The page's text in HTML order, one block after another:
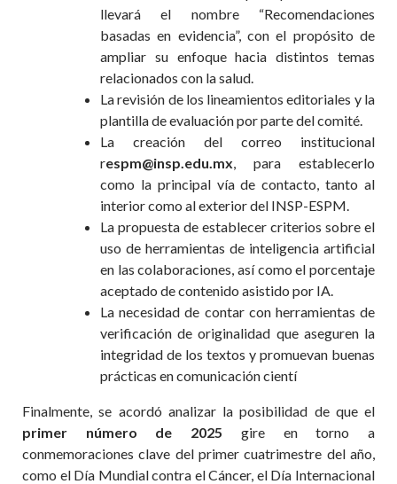
llevará el nombre “Recomendaciones
basadas en evidencia”, con el propósito de
ampliar su enfoque hacia distintos temas
relacionados con la salud.
La revisión de los lineamientos editoriales y la
plantilla de evaluación por parte del comité.
La creación del correo institucional
respm@insp.edu.mx, para establecerlo
como la principal vía de contacto, tanto al
interior como al exterior del INSP-ESPM.
La propuesta de establecer criterios sobre el
uso de herramientas de inteligencia artificial
en las colaboraciones, así como el porcentaje
aceptado de contenido asistido por IA.
La necesidad de contar con herramientas de
verificación de originalidad que aseguren la
integridad de los textos y promuevan buenas
prácticas en comunicación cientí
Finalmente, se acordó analizar la posibilidad de que el
primer número de 2025 gire en torno a
conmemoraciones clave del primer cuatrimestre del año,
como el Día Mundial contra el Cáncer, el Día Internacional